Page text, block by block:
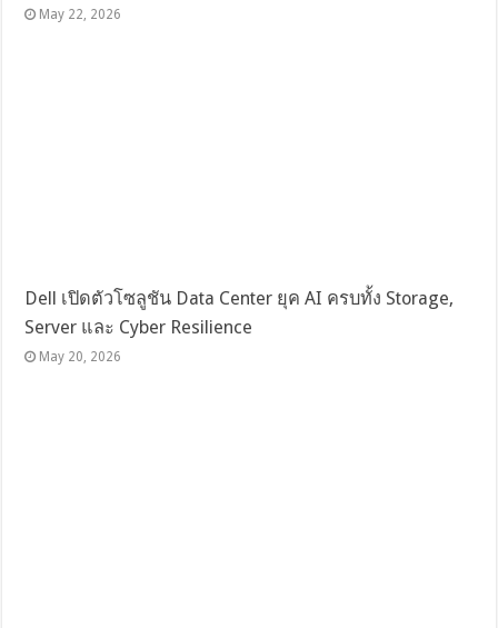
May 22, 2026
Dell เปิดตัวโซลูชัน Data Center ยุค AI ครบทั้ง Storage,
Server และ Cyber Resilience
May 20, 2026